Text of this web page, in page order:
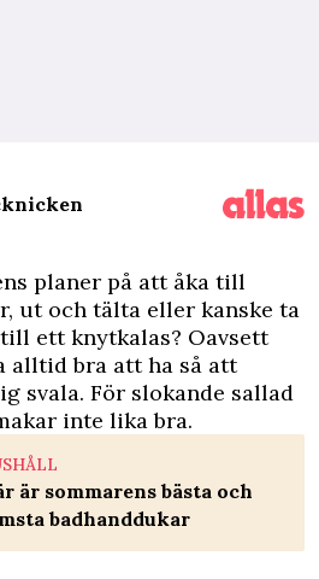
planer på att åka till
ut och tälta eller kanske ta
ett knytkalas? Oavsett
alltid bra att ha så att
svala. För slokande sallad
inte lika bra.
är sommarens bästa och
badhanddukar